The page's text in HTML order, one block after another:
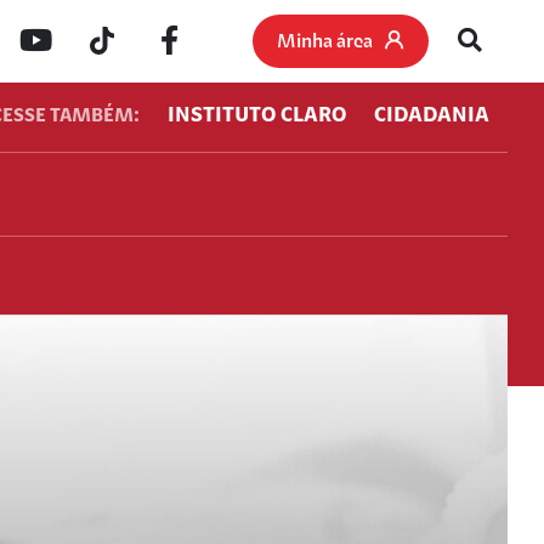
Minha área
TAMBÉM: INSTITUTO CLARO CIDADANIA